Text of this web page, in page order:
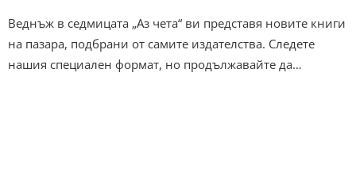
Веднъж в седмицата „Аз чета“ ви представя новите книги
на пазара, подбрани от самите издателства. Следете
нашия специален формат, но продължавайте да…